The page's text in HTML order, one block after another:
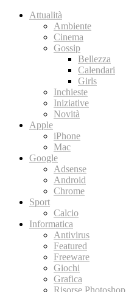
Attualità
Ambiente
Cinema
Gossip
Bellezza
Calendari
Girls
Inchieste
Iniziative
Novità
Apple
iPhone
Mac
Google
Adsense
Android
Chrome
Sport
Calcio
Informatica
Antivirus
Featured
Freeware
Giochi
Grafica
Risorse Photoshop